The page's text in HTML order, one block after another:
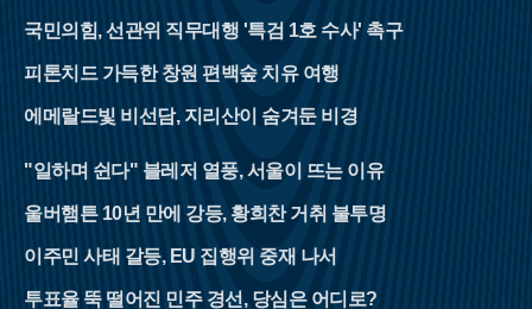
국민의힘, 선관위 직무대행 '특검 1호 수사' 촉구
피톤치드 가득한 창원 편백숲 치유 여행
에메랄드빛 비선담, 지리산이 숨겨둔 비경
"일하며 쉰다" 블레저 열풍, 서울이 뜨는 이유
울버햄튼 10년 만에 강등, 황희찬 거취 불투명
이주민 사태 갈등, EU 집행위 중재 나서
투표율 뚝 떨어진 민주 경선, 당심은 어디로?